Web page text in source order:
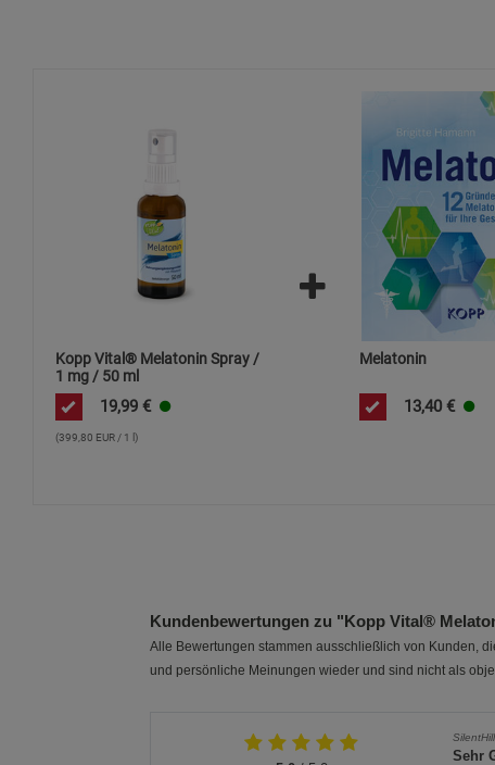
Kopp Vital® Melatonin Spray /
1 mg / 50 ml
19,99 €
(399,80 EUR / 1 l)
Melatonin
13,40 €
Kundenbewertungen zu "Kopp Vital®
Alle Bewertungen stammen ausschließlich von Kunden,
und persönliche Meinungen wieder und sind nicht als
SilentHill
Sehr